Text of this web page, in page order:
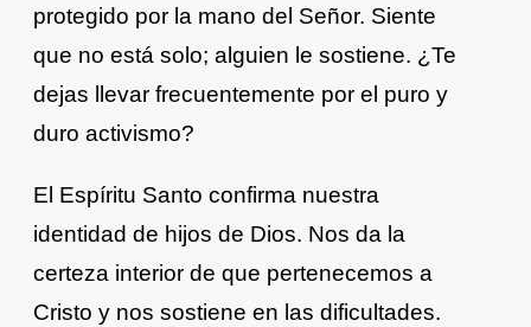
protegido por la mano del Señor. Siente
que no está solo; alguien le sostiene. ¿Te
dejas llevar frecuentemente por el puro y
duro activismo?
El Espíritu Santo confirma nuestra
identidad de hijos de Dios. Nos da la
certeza interior de que pertenecemos a
Cristo y nos sostiene en las dificultades.